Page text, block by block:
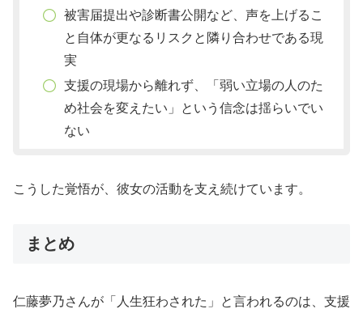
被害届提出や診断書公開など、声を上げるこ
と自体が更なるリスクと隣り合わせである現
実
支援の現場から離れず、「弱い立場の人のた
め社会を変えたい」という信念は揺らいでい
ない
こうした覚悟が、彼女の活動を支え続けています。
まとめ
仁藤夢乃さんが「人生狂わされた」と言われるのは、支援